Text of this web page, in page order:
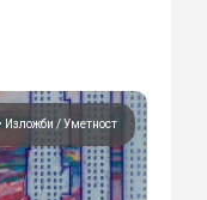
• Изложби Уметност